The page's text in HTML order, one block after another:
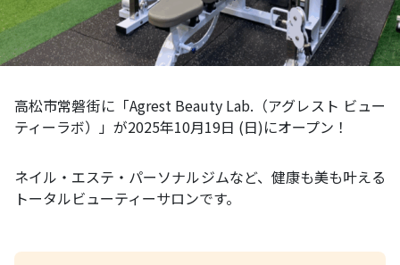
高松市常磐街に「Agrest Beauty Lab.（アグレスト ビュー
ティーラボ）」が2025年10月19日 (日)にオープン！
ネイル・エステ・パーソナルジムなど、健康も美も叶える
トータルビューティーサロンです。